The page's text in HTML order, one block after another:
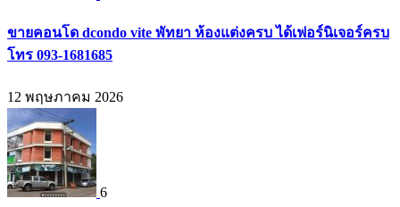
ขายคอนโด dcondo vite พัทยา ห้องแต่งครบ ได้เฟอร์นิเจอร์ครบ
โทร 093-1681685
12 พฤษภาคม 2026
6